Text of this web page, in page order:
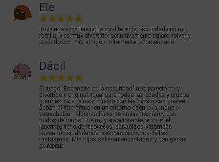
Ele
Tuve una experiencia Escondite en la oscuridad con mi
familia y es muy divertido. definitivamente quiero volver y
probarlo con mis amigos. Altamente recomendado
Dácil
El juego "Escondite en la oscuridad" nos pareció muy
divertido y original. Ideal para todas las edades y grupos
grandes. Nos reímos mucho con las dinámicas que se
daban al interactuar en un entorno oscuro (aunque a
veces habían algunas luces de ambientación) y con
ruidos de fondo. Fue muy emocionante recorrer el
laberinto lleno de recovecos, pasadizos y trampas
buscando ciudadanos o escondiéndonos de los
fantasmas. Mis hijos salieron encantados y con ganas
de repetir.